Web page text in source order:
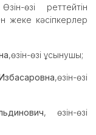
өзі реттейтін
жеке кәсіпкерлер
,өзін-өзі ұсынушы;
,өзін-өзі
, өзін-өзі